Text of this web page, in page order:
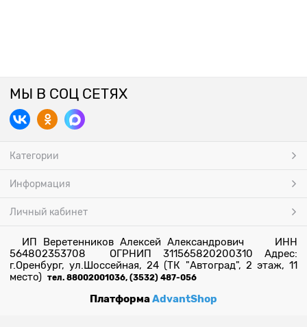
МЫ В СОЦ СЕТЯХ
Категории
Информация
Личный кабинет
ИП Веретенников Алексей Александрович ИНН
564802353708 ОГРНИП 311565820200310 Адрес:
г.Оренбург, ул.Шоссейная, 24 (ТК "Автоград", 2 этаж, 11
место) тел. 88002001036, (3532) 487-056
ПлатформаAdvantShop